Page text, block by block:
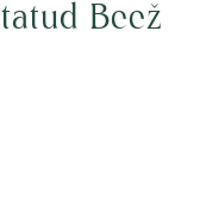
Beež